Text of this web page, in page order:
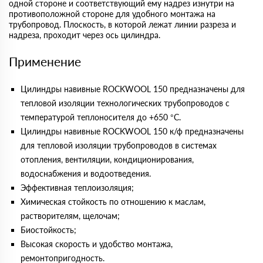
одной стороне и соответствующий ему надрез изнутри на
противоположной стороне для удобного монтажа на
трубопровод. Плоскость, в которой лежат линии разреза и
надреза, проходит через ось цилиндра.
Применение
Цилиндры навивные ROCKWOOL 150 предназначены для
тепловой изоляции технологических трубопроводов с
температурой теплоносителя до +650 °С.
Цилиндры навивные ROCKWOOL 150 к/ф предназначены
для тепловой изоляции трубопроводов в системах
отопления, вентиляции, кондиционирования,
водоснабжения и водоотведения.
Эффективная теплоизоляция;
Химическая стойкость по отношению к маслам,
растворителям, щелочам;
Биостойкость;
Высокая скорость и удобство монтажа,
ремонтопригодность.